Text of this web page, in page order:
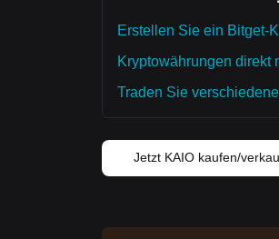
Erstellen Sie ein Bitget-
Kryptowährungen direkt
Traden Sie
Jetzt KAIO kaufen/